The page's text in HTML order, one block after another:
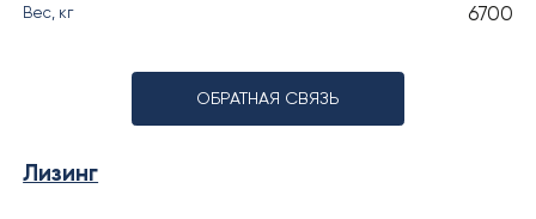
Вес, кг 6700
ОБРАТНАЯ СВЯЗЬ
Лизинг